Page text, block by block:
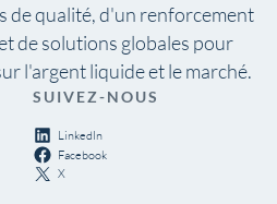
de qualité, d'un renforcement
de solutions globales pour
l'argent liquide et le marché.
SUIVEZ-NOUS
LinkedIn
Facebook
X